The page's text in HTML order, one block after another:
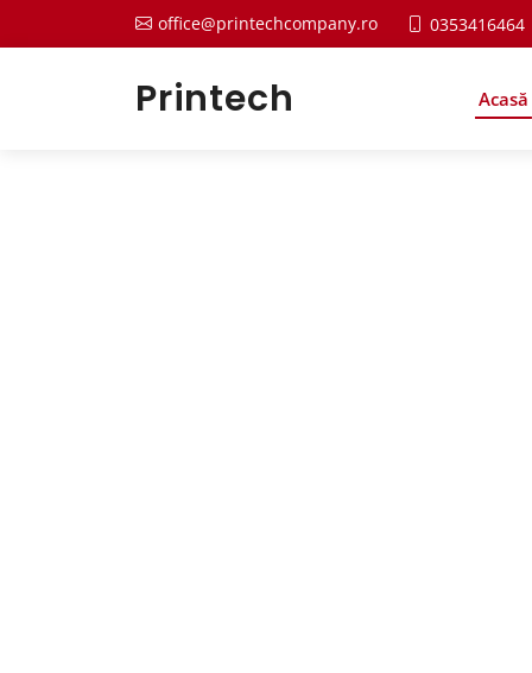
office@printechcompany.ro 0353416464
Printech Acasă